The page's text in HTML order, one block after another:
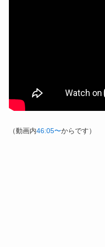
（動画内46:05〜からです）